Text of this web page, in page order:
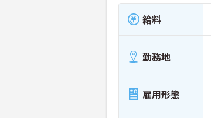
給料
勤務地
雇用形態